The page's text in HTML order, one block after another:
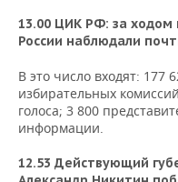
13.00 ЦИК РФ: за ходом
России наблюдали
В это число входят: 177
избирательных
голоса; 3 800
информации.
12.53 Действующий